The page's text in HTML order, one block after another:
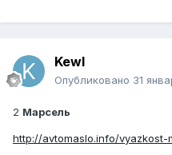
Kewl
Опубликовано 31
2 Марсель
http://avtomaslo.info/vyazkost-